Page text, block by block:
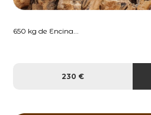
650 kg de Encina...
230 €